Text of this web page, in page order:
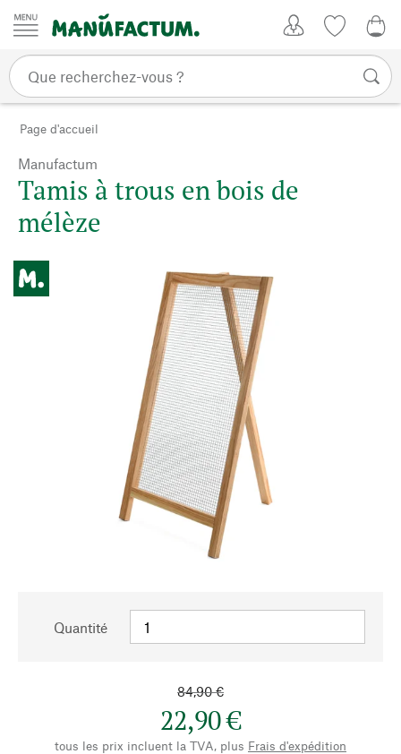
Passer au contenu
Page d'accueil
Manufactum
Tamis à trous en bois de
mélèze
Quantité
84,90 €
22,90 €
tous les prix incluent la TVA, plus Frais d'expédition